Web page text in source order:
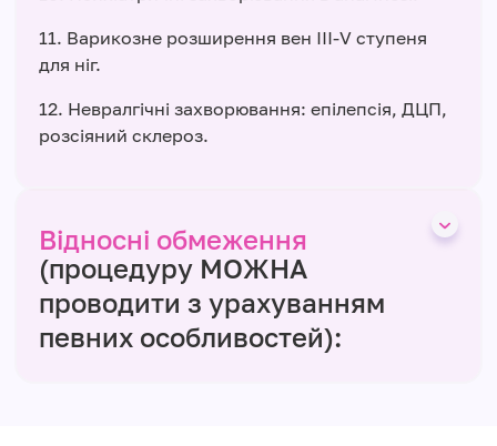
11. Варикозне розширення вен ІІІ-V ступеня
для ніг.
12. Невралгічні захворювання: епілепсія, ДЦП,
розсіяний склероз.
Відносні обмеження
(процедуру МОЖНА
проводити з урахуванням
певних особливостей):